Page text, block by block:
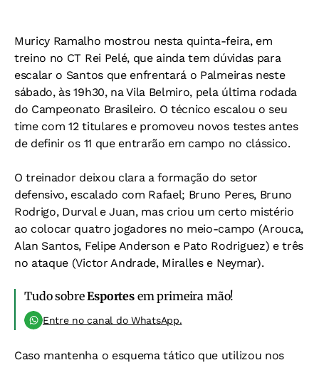
Muricy Ramalho mostrou nesta quinta-feira, em
treino no CT Rei Pelé, que ainda tem dúvidas para
escalar o Santos que enfrentará o Palmeiras neste
sábado, às 19h30, na Vila Belmiro, pela última rodada
do Campeonato Brasileiro. O técnico escalou o seu
time com 12 titulares e promoveu novos testes antes
de definir os 11 que entrarão em campo no clássico.
O treinador deixou clara a formação do setor
defensivo, escalado com Rafael; Bruno Peres, Bruno
Rodrigo, Durval e Juan, mas criou um certo mistério
ao colocar quatro jogadores no meio-campo (Arouca,
Alan Santos, Felipe Anderson e Pato Rodriguez) e três
no ataque (Victor Andrade, Miralles e Neymar).
Tudo sobreEsportesem primeira mão!
Entre no canal do WhatsApp.
Caso mantenha o esquema tático que utilizou nos